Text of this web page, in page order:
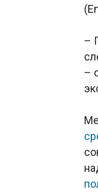
–
–